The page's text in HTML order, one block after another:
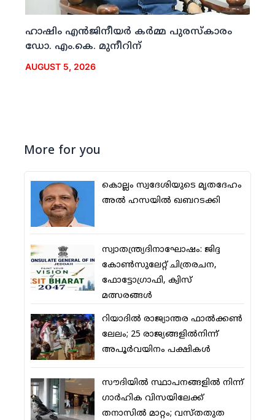
ഹാഷിം എന്‍ജിനീയര്‍ കര്‍മ്മ പുരസ്‌കാരം
ഡോ. എം.കെ. മുനീറിന്
AUGUST 5, 2026
More for you
കൊല്ലം സ്വദേശിയുടെ മൃതദേഹം
അല്‍ ഹസയില്‍ ഖബറടക്കി
സ്വാതന്ത്ര്യദിനാഘോഷം: ജിദ്ദ
കോണ്‍സുലേറ്റ് ചിത്രരചന,
ഫോട്ടോഗ്രാഫി, ക്വിസ്
മത്സരങ്ങള്‍
റിയാദില്‍ രാജ്യാന്തര ഫാല്‍ക്കണ്‍
ലേലം; 25 രാജ്യങ്ങളില്‍നിന്ന്
അപൂര്‍വയിനം പക്ഷികള്‍
സൗദിയില്‍ സ്ഥാപനങ്ങളില്‍ നിന്ന്
ഗാര്‍ഹിക വിസയിലേക്ക്
തനാസില്‍ മാറ്റം; വസ്തതുത